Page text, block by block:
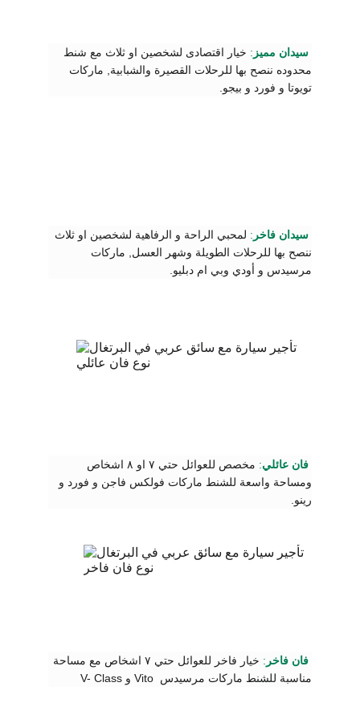
سيدان مميز : خيار اقتصادى لشخصين او ثلاث مع شنط
محدوده ننصح بها للرحلات القصيرة والشبابية, ماركات
تويوتا و فورد و بيجو.
فان عائلي: مخصص للعوائل حتي ٧ او ٨ اشخاص
ومساحة واسعة للشنط ماركات فولكس فاجن و فورد و
رينو.
فان فاخر : خيار فاخر للعوائل حتي ٧ اشخاص
مع مساحة
مناسبة للشنط ماركات مرسيدس  Vito و V- Class
سيدان فاخر : لمحبي الراحة و الرفاهية لشخصين او ثلاث
ننصح بها للرحلات الطويلة وشهر العسل, ماركات
مرسيدس و أودي وبي ام دبليو.